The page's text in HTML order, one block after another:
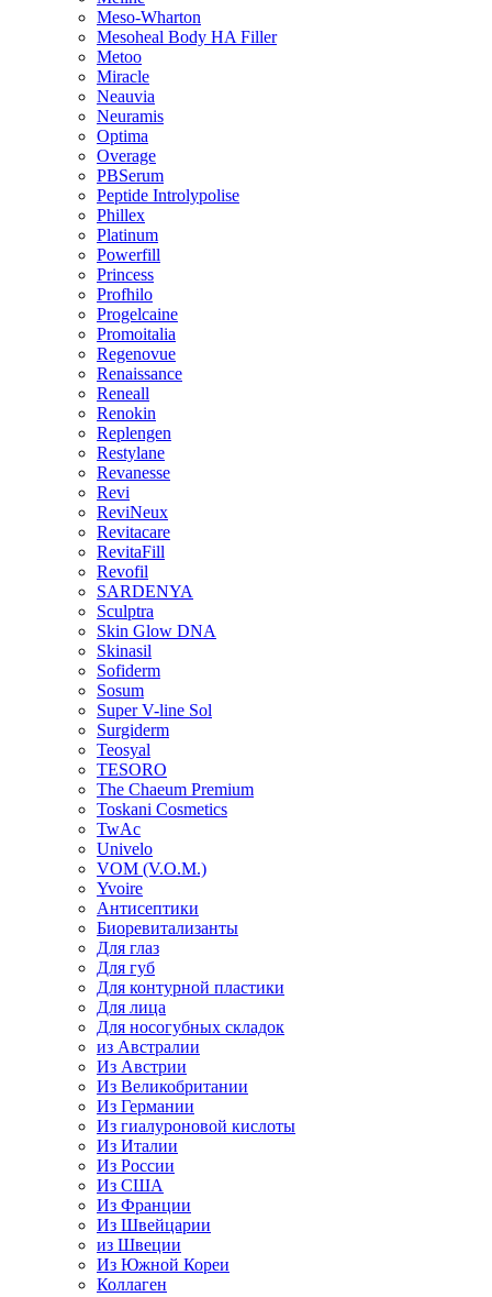
Meso-Wharton
Mesoheal Body HA Filler
Metoo
Miracle
Neauvia
Neuramis
Optima
Overage
PBSerum
Peptide Introlypolise
Phillex
Platinum
Powerfill
Princess
Profhilo
Progelcaine
Promoitalia
Regenovue
Renaissance
Reneall
Renokin
Replengen
Restylane
Revanesse
Revi
ReviNeux
Revitacare
RevitaFill
Revofil
SARDENYA
Sculptra
Skin Glow DNA
Skinasil
Sofiderm
Sosum
Super V-line Sol
Surgiderm
Teosyal
TESORO
The Chaeum Premium
Toskani Cosmetics
TwAc
Univelo
VOM (V.O.M.)
Yvoire
Антисептики
Биоревитализанты
Для глаз
Для губ
Для контурной пластики
Для лица
Для носогубных складок
из Австралии
Из Австрии
Из Великобритании
Из Германии
Из гиалуроновой кислоты
Из Италии
Из России
Из США
Из Франции
Из Швейцарии
из Швеции
Из Южной Кореи
Коллаген